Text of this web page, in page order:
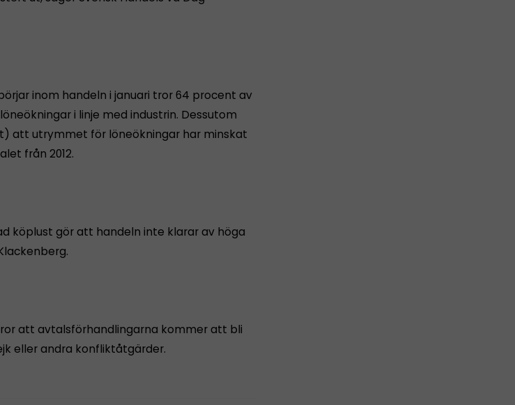
inom handeln i januari tror 64 procent av
i linje med industrin. Dessutom
att utrymmet för löneökningar har minskat
från 2012.
köplust gör att handeln inte klarar av höga
att avtalsförhandlingarna kommer att bli
eller andra konfliktåtgärder.